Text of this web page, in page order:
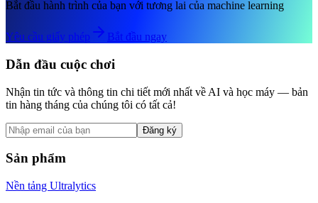
Bắt đầu hành trình của bạn với tương lai của machine learning
Yêu cầu giấy phép Bắt đầu ngay
Dẫn đầu cuộc chơi
Nhận tin tức và thông tin chi tiết mới nhất về AI và học máy — bản
tin hàng tháng của chúng tôi có tất cả!
Đăng ký
Sản phẩm
Nền tảng Ultralytics